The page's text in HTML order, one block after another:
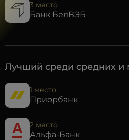
3 место
Банк БелВЭБ
Лучший среди средних и
1 место
Приорбанк
2 место
Альфа-Банк